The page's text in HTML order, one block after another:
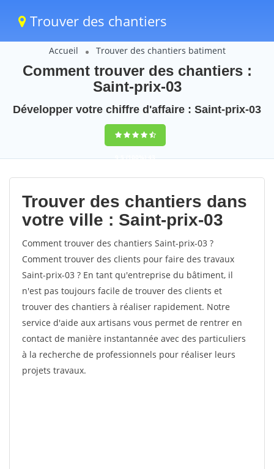
Trouver des chantiers
Accueil Trouver des chantiers batiment
Comment trouver des chantiers :
Saint-prix-03
Développer votre chiffre d'affaire : Saint-prix-03
9,5(100%)43
votes
Trouver des chantiers dans
votre ville : Saint-prix-03
Comment trouver des chantiers Saint-prix-03 ?
Comment trouver des clients pour faire des travaux
Saint-prix-03 ? En tant qu'entreprise du bâtiment, il
n'est pas toujours facile de trouver des clients et
trouver des chantiers à réaliser rapidement. Notre
service d'aide aux artisans vous permet de rentrer en
contact de manière instantannée avec des particuliers
à la recherche de professionnels pour réaliser leurs
projets travaux.